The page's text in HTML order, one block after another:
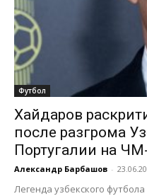
Футбол
Хайдаров
после разгрома
Португалии на
Александр Барбашов -
Легенда узбекского